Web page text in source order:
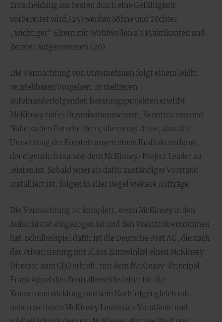
Entscheidung am besten durch eine Gefälligkeit
vorbereitet wird,(25) werden Söhne und Töchter
„wichtiger“ Eltern mit Wohlwollen als Praktikanten und
Berater aufgenommen.(26)
Die Vermachtung von Unternehmen folgt einem leicht
verstehbaren Vorgehen: In mehreren
aufeinanderfolgenden Beratungsprojekten erwirbt
McKinsey tiefes Organisationswissen, Kenntnis von und
Nähe zu den Entscheidern, überzeugt diese, dass die
Umsetzung der Empfehlungen einen Kraftakt verlangt,
der eigentlich nur von dem McKinsey-Project Leader zu
leisten ist. Sobald jener als dafür zuständiger Vorstand
installiert ist, folgen in aller Regel weitere Aufträge.
Die Vermachtung ist komplett, wenn McKinsey in den
Aufsichtsrat eingezogen ist und den Vorsitz übernommen
hat. Schulbeispiel dafür ist die Deutsche Post AG, die nach
der Privatisierung mit Klaus Zumwinkel einen McKinsey-
Director zum CEO erhielt, mit dem McKinsey-Principal
Frank Appel den Zentralbereichsleiter für die
Konzernentwicklung und sein Nachfolger gleich mit,
neben weiteren McKinsey Leuten als Vorstände und